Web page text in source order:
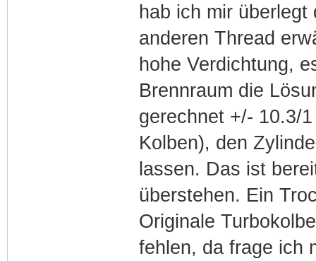
hab ich mir
anderen Thread
hohe Verdichtung,
Brennraum die
gerechnet +/- 10.3/
Kolben), den
lassen. Das ist
überstehen. Ein
Originale
fehlen, da frage ich